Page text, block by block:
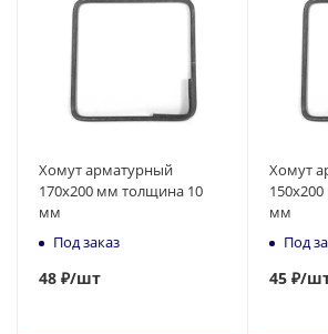
Хомут арматурный
170х200 мм толщина 10
мм
Под заказ
48 ₽/шт
Хомут
мм
Под
45 ₽/